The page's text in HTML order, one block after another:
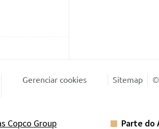
Gerenciar cookies Sitemap
Copco Group Parte do